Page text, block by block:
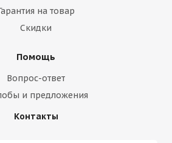
на товар
Скидки
Помощь
Вопрос-ответ
и предложения
Контакты